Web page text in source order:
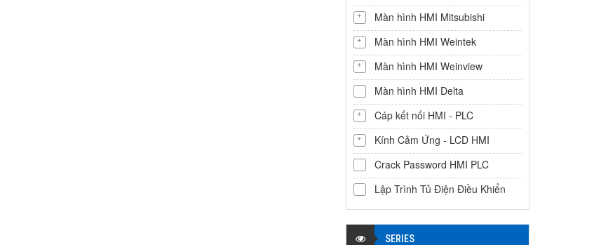
Màn hình HMI Mitsubishi
Màn hình HMI Weintek
Màn hình HMI Weinview
Màn hình HMI Delta
Cáp kết nối HMI - PLC
Kính Cảm Ứng - LCD HMI
Crack Password HMI PLC
Lập Trình Tủ Điện Điều Khiển
SERIES